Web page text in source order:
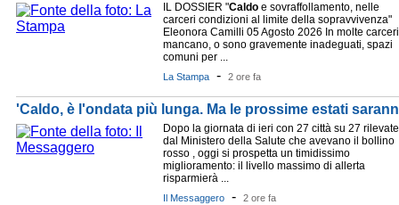
IL DOSSIER "Caldo e sovraffollamento, nelle
carceri condizioni al limite della sopravvivenza"
Eleonora Camilli 05 Agosto 2026 In molte carceri
mancano, o sono gravemente inadeguati, spazi
comuni per ...
La Stampa - 2 ore fa
'Caldo, è l'ondata più lunga. Ma le prossime estati
Dopo la giornata di ieri con 27 città su 27 rilevate
dal Ministero della Salute che avevano il bollino
rosso , oggi si prospetta un timidissimo
miglioramento: il livello massimo di allerta
risparmierà ...
Il Messaggero - 2 ore fa